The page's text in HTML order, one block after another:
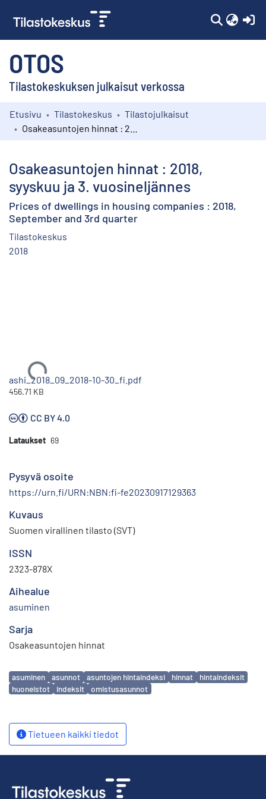
OTOS
Tilastokeskuksen julkaisut verkossa
Kokoelmat
Etusivu Tilastokeskus
Tilastojulkaisut
Osakeasuntojen hinnat : 2018,
syyskuu ja 3. vuosineljännes
Prices of dwellings in housing companies : 2018,
September and 3rd quarter
Tilastokeskus
2018
Ladataan...
ashi_2018_09_2018-10-30_fi.pdf
456.71 KB
CC BY 4.0
Lataukset 69
Pysyvä osoite
https://urn.fi/URN:NBN:fi-fe20230917129363
Kuvaus
Suomen virallinen tilasto (SVT)
ISSN
2323-878X
Aihealue
asuminen
Sarja
Osakeasuntojen hinnat
Avainsanat
asuminen asunnot asuntojen hintaindeksi hinnat
hintaindeksit
huoneistot
indeksit omistusasunnot
Tietueen kaikki tiedot